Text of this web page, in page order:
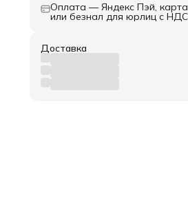
Оплата — Яндекс Пэй,
или безнал для юрлиц с НДС
Доставка